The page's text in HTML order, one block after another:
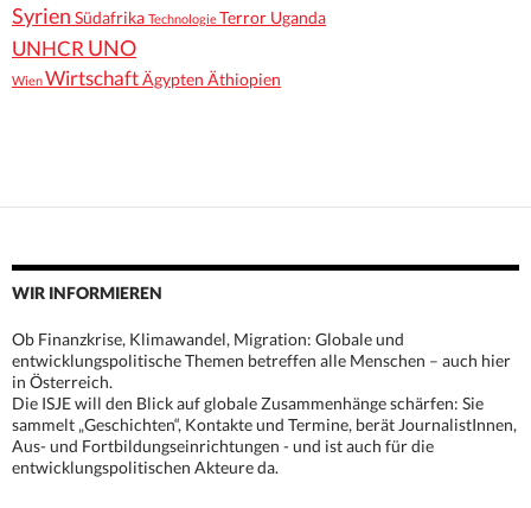
Syrien Südafrika TechnologieTerror Uganda
UNHCR UNO
WienWirtschaftÄgypten Äthiopien
WIR INFORMIEREN
Ob Finanzkrise, Klimawandel, Migration: Globale und
entwicklungspolitische Themen betreffen alle Menschen – auch hier
in Österreich.
Die ISJE will den Blick auf globale Zusammenhänge schärfen: Sie
sammelt „Geschichten“, Kontakte und Termine, berät JournalistInnen,
Aus- und Fortbildungseinrichtungen - und ist auch für die
entwicklungspolitischen Akteure da.